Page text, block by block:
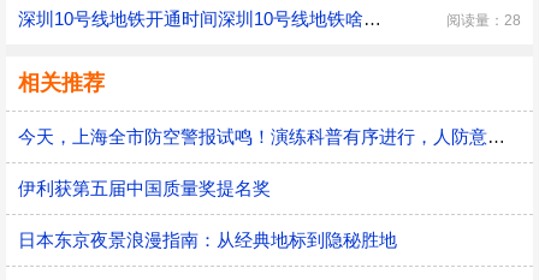
深圳10号线地铁开通时间深圳10号线地铁啥时候开通 阅读量：28
相关推荐
今天，上海全市防空警报试鸣！演练科普有序进行，人防意识“声入人心”
伊利获第五届中国质量奖提名奖
日本东京夜景浪漫指南：从经典地标到隐秘胜地